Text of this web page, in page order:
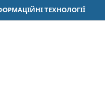
ТЕХНОЛОГІЇ